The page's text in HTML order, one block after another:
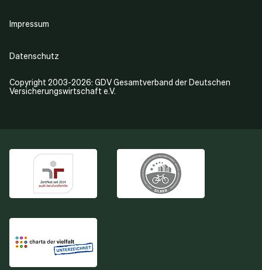
Copyright 2003-2026: GDV Gesamtverband der Deutschen
Versicherungswirtschaft e.V.
Impressum
Datenschutz